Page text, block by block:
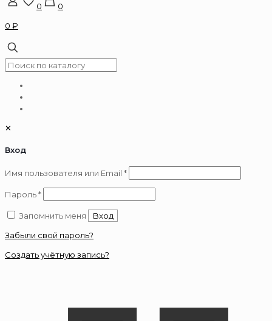
0
0
0 ₽
✕
Вход
Имя пользователя или Email *Обязательно
Пароль*Обязательно
Запомнить меня
Вход
Забыли свой пароль?
Создать учётную запись?